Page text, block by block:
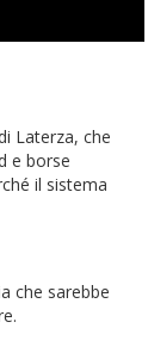
Laterza, che
e borse
il sistema
che sarebbe